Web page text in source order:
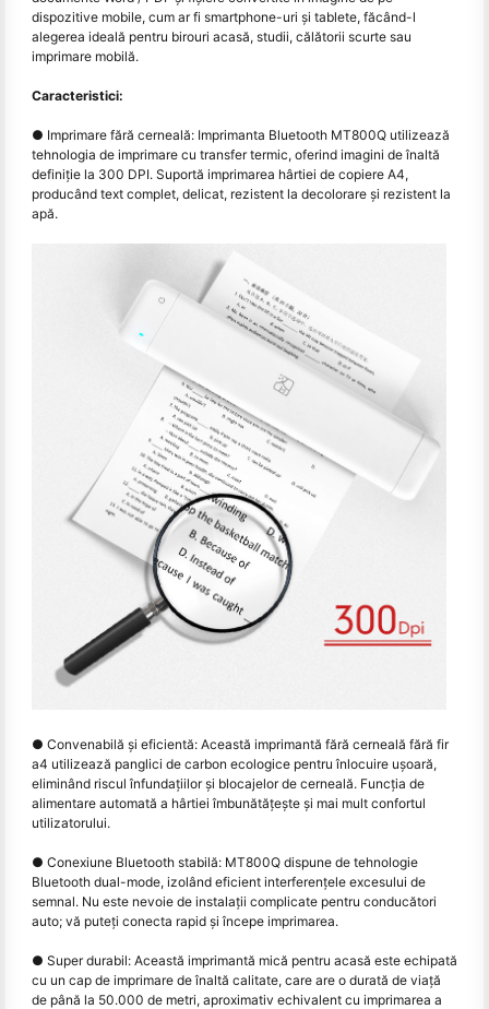
dispozitive mobile, cum ar fi smartphone-uri și tablete, făcând-l
alegerea ideală pentru birouri acasă, studii, călătorii scurte sau
imprimare mobilă.
Caracteristici:
● Imprimare fără cerneală: Imprimanta Bluetooth MT800Q utilizează
tehnologia de imprimare cu transfer termic, oferind imagini de înaltă
definiție la 300 DPI. Suportă imprimarea hârtiei de copiere A4,
producând text complet, delicat, rezistent la decolorare și rezistent la
apă.
● Convenabilă și eficientă: Această imprimantă fără cerneală fără fir
a4 utilizează panglici de carbon ecologice pentru înlocuire ușoară,
eliminând riscul înfundațiilor și blocajelor de cerneală. Funcţia de
alimentare automată a hârtiei îmbunătăţeşte şi mai mult confortul
utilizatorului.
● Conexiune Bluetooth stabilă: MT800Q dispune de tehnologie
Bluetooth dual-mode, izolând eficient interferențele excesului de
semnal. Nu este nevoie de instalații complicate pentru conducători
auto; vă puteţi conecta rapid şi începe imprimarea.
● Super durabil: Această imprimantă mică pentru acasă este echipată
cu un cap de imprimare de înaltă calitate, care are o durată de viaţă
de până la 50.000 de metri, aproximativ echivalent cu imprimarea a